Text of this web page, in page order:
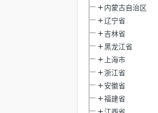
内蒙古自治区
辽宁省
吉林省
黑龙江省
上海市
浙江省
安徽省
福建省